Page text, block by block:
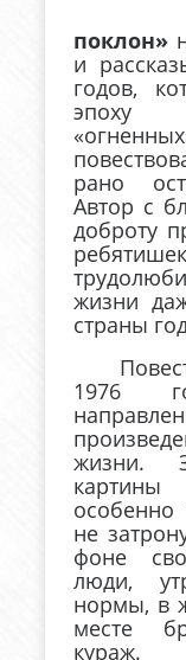
поклон»
и
годов,
эпоху
рано
Автор с
доброту
жизни
страны
1976
жизни.
особенно
не
фоне
люди,
нормы, в
месте
кураж.